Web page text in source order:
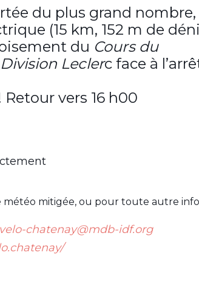
du plus grand nombre,
(15 km, 152 m de
du Cours du
Leclerc face à
vers 16 h00
météo mitigée, ou pour toute autre
velo-chatenay@mdb-idf.org